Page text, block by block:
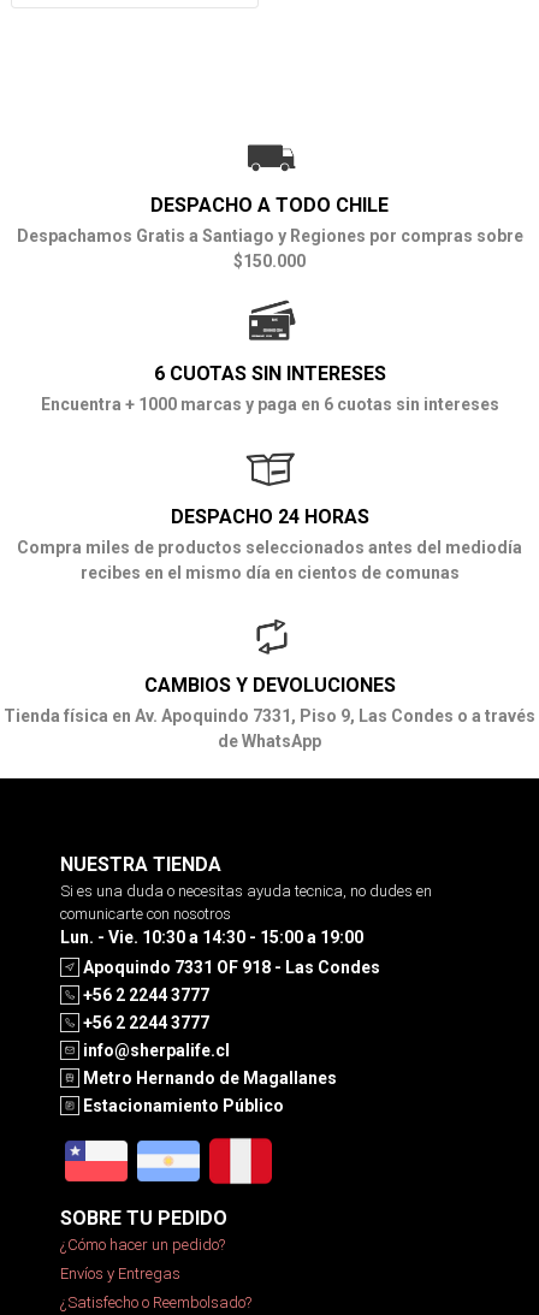
DESPACHO A TODO CHILE
Despachamos Gratis a Santiago y Regiones por compras sobre
$150.000
6 CUOTAS SIN INTERESES
Encuentra + 1000 marcas y paga en 6 cuotas sin intereses
DESPACHO 24 HORAS
Compra miles de productos seleccionados antes del mediodía
recibes en el mismo día en cientos de comunas
CAMBIOS Y DEVOLUCIONES
Tienda física en Av. Apoquindo 7331, Piso 9, Las Condes o a través
de WhatsApp
NUESTRA TIENDA
Si es una duda o necesitas ayuda tecnica, no dudes en
comunicarte con nosotros
Lun. - Vie. 10:30 a 14:30 - 15:00 a 19:00
Apoquindo 7331 OF 918 - Las Condes
+56 2 2244 3777
+56 2 2244 3777
info@sherpalife.cl
Metro Hernando de Magallanes
Estacionamiento Público
SOBRE TU PEDIDO
¿Cómo hacer un pedido?
Envíos y Entregas
¿Satisfecho o Reembolsado?